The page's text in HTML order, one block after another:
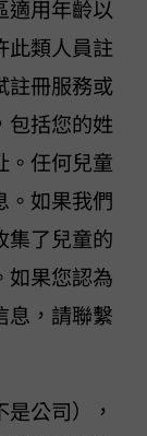
區適用年齡以
此類人員註
註冊服務或
包括您的姓
。任何兒童
。如果我們
集了兒童的
如果您認為
息，請聯繫
不是公司），